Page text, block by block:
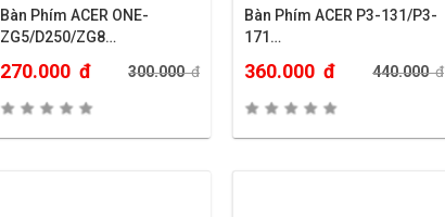
Bàn Phím ACER ONE-
ZG5/D250/ZG8…
270.000 đ 300.000đ
Bàn Phím ACER P3-131/P3-
171…
360.000 đ 440.000đ